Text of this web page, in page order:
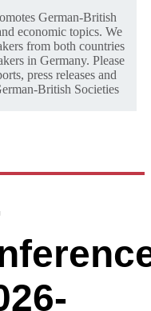
German-British
economic topics. We
from both countries
in Germany. Please
press releases and
British Societies